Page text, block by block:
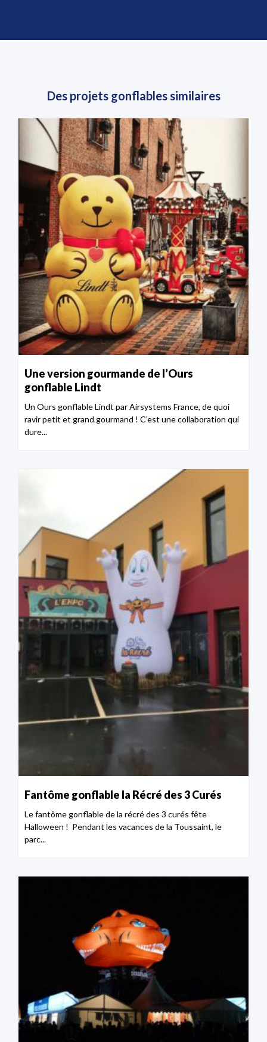
Des projets gonflables similaires
Une version gourmande de l’Ours
gonflable Lindt
Un Ours gonflable Lindt par Airsystems France, de quoi
ravir petit et grand gourmand ! C’est une collaboration qui
dure...
Fantôme gonflable la Récré des 3 Curés
Le fantôme gonflable de la récré des 3 curés fête
Halloween ! Pendant les vacances de la Toussaint, le
parc...